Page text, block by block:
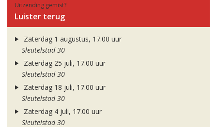
Uitzending gemist?
Luister terug
Zaterdag 1 augustus, 17.00 uur
Sleutelstad 30
Zaterdag 25 juli, 17.00 uur
Sleutelstad 30
Zaterdag 18 juli, 17.00 uur
Sleutelstad 30
Zaterdag 4 juli, 17.00 uur
Sleutelstad 30